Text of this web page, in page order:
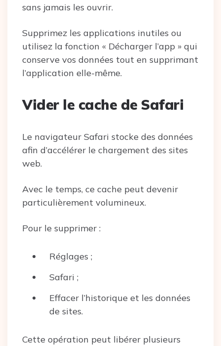
sans jamais les ouvrir.
Supprimez les applications inutiles ou
utilisez la fonction « Décharger l’app » qui
conserve vos données tout en supprimant
l’application elle-même.
Vider le cache de Safari
Le navigateur Safari stocke des données
afin d’accélérer le chargement des sites
web.
Avec le temps, ce cache peut devenir
particulièrement volumineux.
Pour le supprimer :
Réglages ;
Safari ;
Effacer l’historique et les données
de sites.
Cette opération peut libérer plusieurs